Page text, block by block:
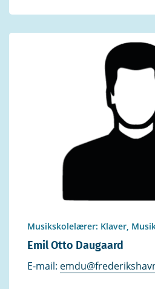
Musikskolelærer: Klaver,
Emil Otto Daugaard
E-mail: